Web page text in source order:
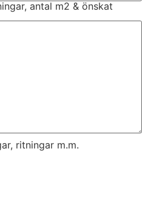
antal m2 & önskat
ritningar m.m.